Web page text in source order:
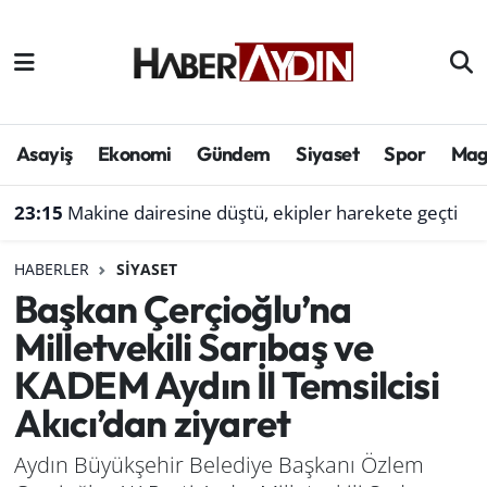
Asayiş Ekonomi Gündem Siyaset Spor
23:15 Makine dairesine düştü, ekipler harekete geçti
HABERLER SIYASET
Başkan Çerçioğlu’na
Milletvekili Sarıbaş ve
KADEM Aydın İl Temsilcisi
Akıcı’dan ziyaret
Aydın Büyükşehir Belediye Başkanı Özlem
Afyonkarahisar
Çevre
Genel
Haber
Izmir
Kütahya
Aydın Hava Durumu
Süper Lig Puan Durumu ve Fikstür
Son Dakika Haberleri
Haber Arşivi